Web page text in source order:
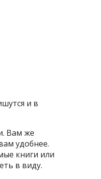
и в
Вам же
удобнее.
книги или
в виду.